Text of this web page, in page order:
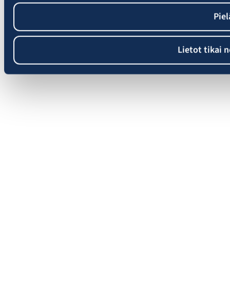
Lietot tikai